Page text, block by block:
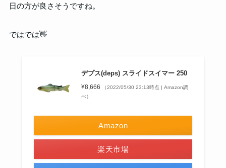
日の方が良さそうですね。
ではでは👋
デプス(deps) スライドスイマー 250
¥8,666
（2022/05/30 23:13時点 | Amazon調
べ）
Amazon
楽天市場